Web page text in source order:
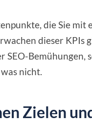
die Sie mit
dieser
Bemühungen,
nicht.
Zielen